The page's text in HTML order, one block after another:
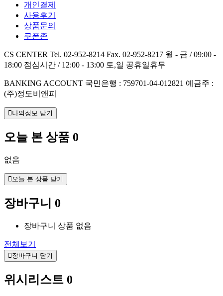
개인결제
사용후기
상품문의
쿠폰존
CS CENTER Tel. 02-952-8214 Fax. 02-952-8217 월 - 금 / 09:00 -
18:00 점심시간 / 12:00 - 13:00 토,일 공휴일휴무
BANKING ACCOUNT 국민은행 : 759701-04-012821 예금주 :
(주)정도비앤피
나의정보 닫기
오늘 본 상품 0
없음
오늘 본 상품 닫기
장바구니 0
장바구니 상품 없음
전체보기
장바구니 닫기
위시리스트 0